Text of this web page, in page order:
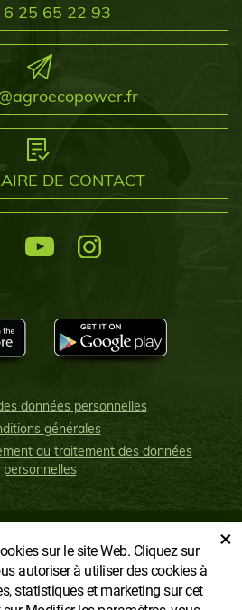
sur le site Web. Cliquez sur
autoriser à utiliser des cookies à
statistiques et marketing sur cet
×
6 25 65 22 93
DE CONTACT
données personnelles
générales
au traitement des données
personnelles
VERSION CLASSIQUE